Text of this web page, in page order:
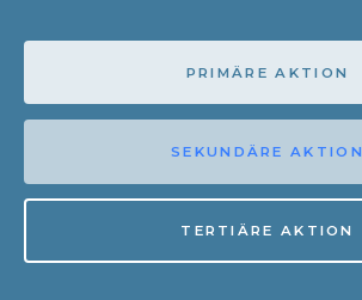
PRIMÄRE AKTION
SEKUNDÄRE AKTION
TERTIÄRE AKTION